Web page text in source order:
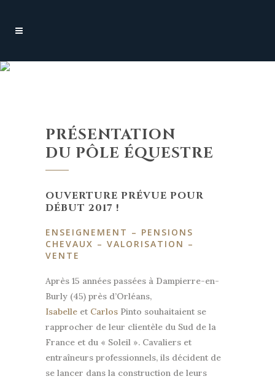
PRÉSENTATION
DU PÔLE ÉQUESTRE
OUVERTURE PRÉVUE POUR
DÉBUT 2017 !
ENSEIGNEMENT – PENSIONS
CHEVAUX – VALORISATION –
VENTE
Après 15 années passées à Dampierre-en-
Burly (45) près d’Orléans,
Isabelle et Carlos Pinto souhaitaient se
rapprocher de leur clientèle du Sud de la
France et du « Soleil ». Cavaliers et
entraîneurs professionnels, ils décident de
se lancer dans la construction de leurs